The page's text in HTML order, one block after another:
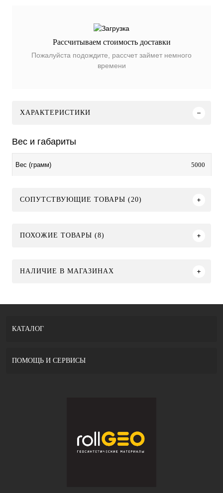
Рассчитываем стоимость доставки
Пожалуйста подождите, рассчет займет немного
времени
ХАРАКТЕРИСТИКИ
Вес и габариты
Вес (грамм) 5000
СОПУТСТВУЮЩИЕ ТОВАРЫ (20)
ПОХОЖИЕ ТОВАРЫ (8)
НАЛИЧИЕ В МАГАЗИНАХ
КАТАЛОГ
ПОМОЩЬ И СЕРВИСЫ